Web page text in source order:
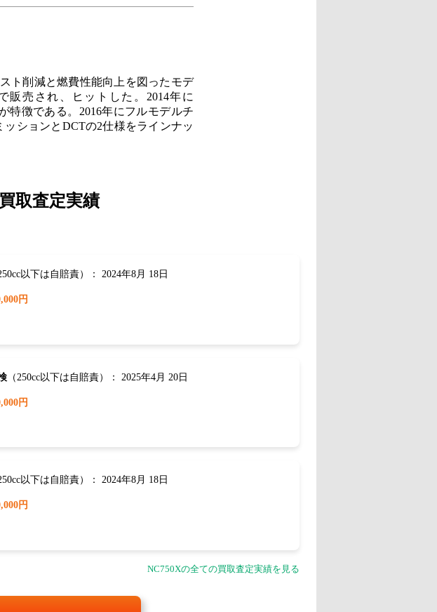
ト削減と燃費性能向上を図ったモデ
販売され、ヒットした。2014年に
特徴である。2016年にフルモデルチ
ションとDCTの2仕様をラインナッ
取査定実績
以下は自賠責）： 2024年8月 18日
円
（250cc以下は自賠責）： 2025年4月 20日
円
以下は自賠責）： 2024年8月 18日
円
NC750Xの全ての買取査定実績を見る